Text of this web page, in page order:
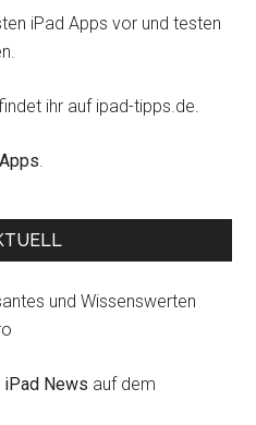
iPad Apps vor und testen
ihr auf ipad-tipps.de.
.
und Wissenswerten
iPad News auf dem